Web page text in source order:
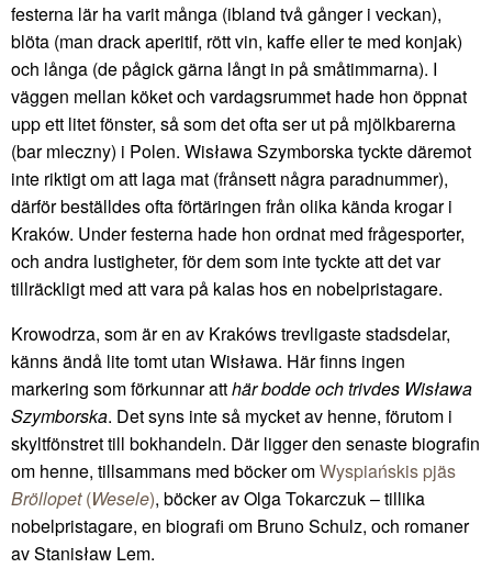
festerna lär ha varit många (ibland två gånger i veckan),
blöta (man drack aperitif, rött vin, kaffe eller te med konjak)
och långa (de pågick gärna långt in på småtimmarna). I
väggen mellan köket och vardagsrummet hade hon öppnat
upp ett litet fönster, så som det ofta ser ut på mjölkbarerna
(bar mleczny) i Polen. Wisława Szymborska tyckte däremot
inte riktigt om att laga mat (frånsett några paradnummer),
därför beställdes ofta förtäringen från olika kända krogar i
Kraków. Under festerna hade hon ordnat med frågesporter,
och andra lustigheter, för dem som inte tyckte att det var
tillräckligt med att vara på kalas hos en nobelpristagare.
Krowodrza, som är en av Krakóws trevligaste stadsdelar,
känns ändå lite tomt utan Wisława. Här finns ingen
markering som förkunnar atthär bodde och trivdes Wisława
Szymborska. Det syns inte så mycket av henne, förutom i
skyltfönstret till bokhandeln. Där ligger den senaste biografin
om henne, tillsammans med böcker omWyspiańskis pjäs
Bröllopet(Wesele), böcker av Olga Tokarczuk – tillika
nobelpristagare, en biografi om Bruno Schulz, och romaner
av Stanisław Lem.